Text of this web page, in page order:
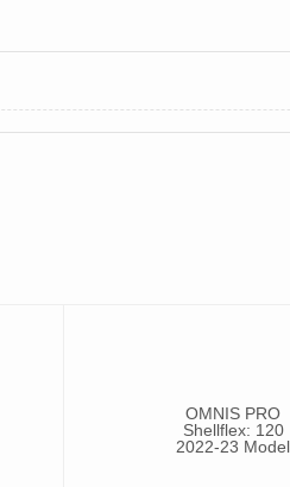
OMNIS PRO
Shellflex: 120
2022-23 Model